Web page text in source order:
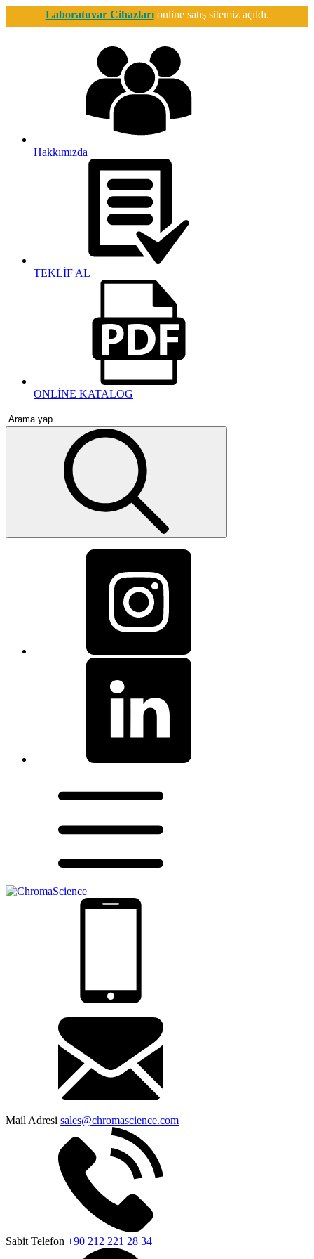
Laboratuvar Cihazlarıonline satış sitemiz açıldı.
Hakkımızda
TEKLİF AL
ONLİNE KATALOG
Mail Adresi sales@chromascience.com
Sabit Telefon +90 212 221 28 34